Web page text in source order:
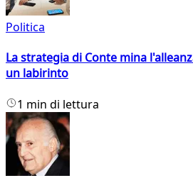
Politica
La strategia di Conte mina
un labirinto
1 min di lettura